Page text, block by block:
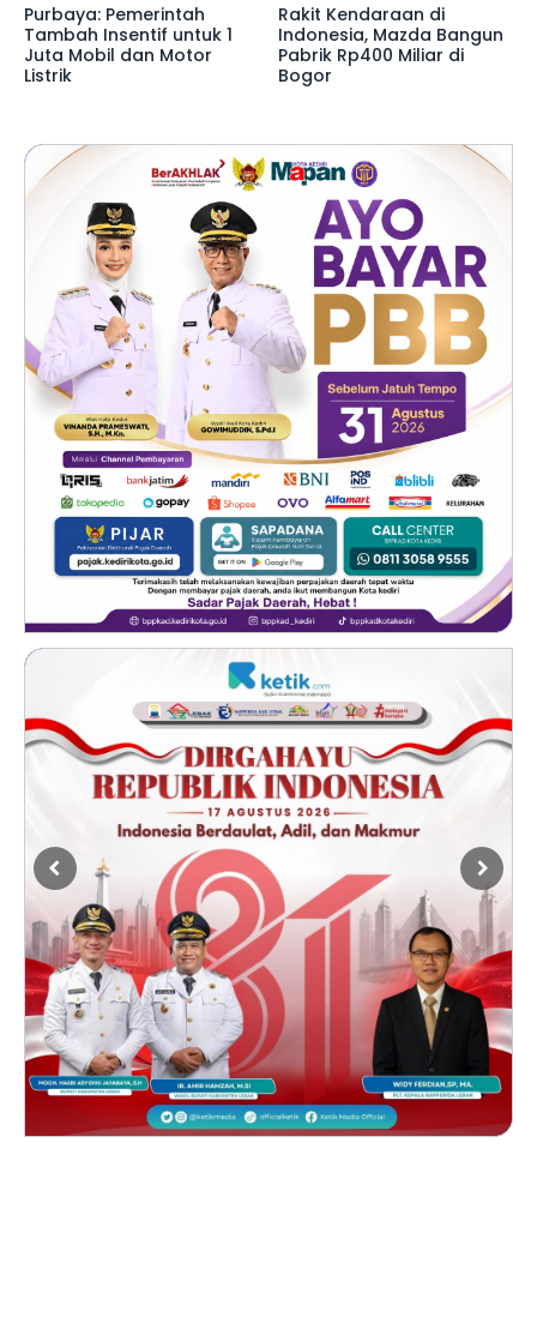
Purbaya: Pemerintah
Tambah Insentif untuk 1
Juta Mobil dan Motor
Listrik
Rakit Kendaraan di
Indonesia, Mazda Bangun
Pabrik Rp400 Miliar di
Bogor